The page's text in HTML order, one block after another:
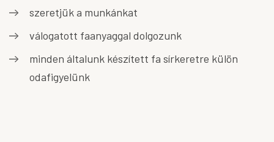
szeretjük a munkánkat
válogatott faanyaggal dolgozunk
minden általunk készített fa sírkeretre külön
odafigyelünk